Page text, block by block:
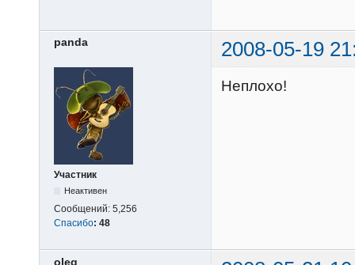
panda 2008-05-19
Участник
Неактивен
Сообщений: 5,256
Спасибо: 48
Неплохо!
oleg